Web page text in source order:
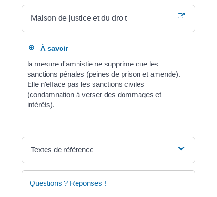
Maison de justice et du droit
À savoir
la mesure d'amnistie ne supprime que les
sanctions pénales (peines de prison et amende).
Elle n'efface pas les sanctions civiles
(condamnation à verser des dommages et
intérêts).
Textes de référence
Questions ? Réponses !